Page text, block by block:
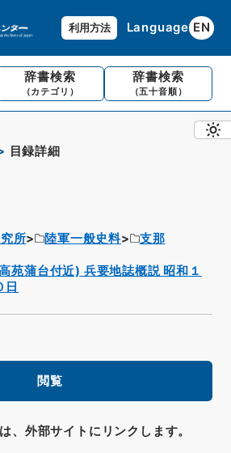
利用方法 Language EN
辞書検索
（カテゴリ）
辞書検索
（五十音順）
目録詳細
所 陸軍一般史料
支那
苑蒲台付近) 兵要地誌概説 昭和１
日
閲覧
、外部サイトにリンクします。